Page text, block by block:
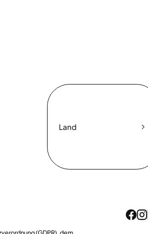
Land
(GDPR), dem